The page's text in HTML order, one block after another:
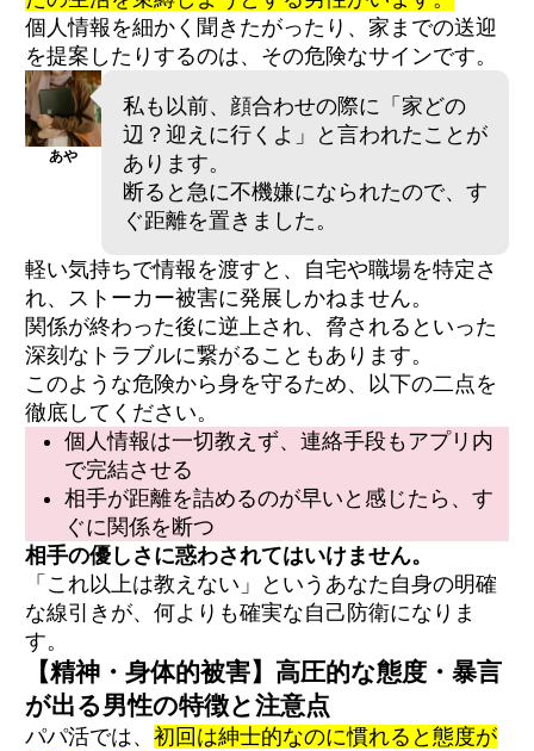
個人情報を細かく聞きたがったり、家までの送迎
を提案したりするのは、その危険なサインです。
あや
私も以前、顔合わせの際に「家どの
辺？迎えに行くよ」と言われたことが
あります。
断ると急に不機嫌になられたので、す
ぐ距離を置きました。
軽い気持ちで情報を渡すと、自宅や職場を特定さ
れ、ストーカー被害に発展しかねません。
関係が終わった後に逆上され、脅されるといった
深刻なトラブルに繋がることもあります。
このような危険から身を守るため、以下の二点を
徹底してください。
個人情報は一切教えず、連絡手段もアプリ内
で完結させる
相手が距離を詰めるのが早いと感じたら、す
ぐに関係を断つ
相手の優しさに惑わされてはいけません。
「これ以上は教えない」というあなた自身の明確
な線引きが、何よりも確実な自己防衛になりま
す。
【精神・身体的被害】高圧的な態度・暴言
が出る男性の特徴と注意点
パパ活では、 初回は紳士的なのに慣れると態度が